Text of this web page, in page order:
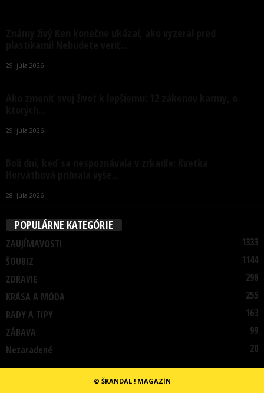
29. júla 2026
29. júla 2026
28. júla 2026
POPULÁRNE KATEGÓRIE
ZAUJÍMAVOSTI
1333
ŠOUBIZ
1144
ZDRAVIE
298
KRÁSA A MÓDA
255
RADY A TIPY
163
ZÁBAVA
99
Nezaradené
20
© ŠKANDÁL ! MAGAZÍN